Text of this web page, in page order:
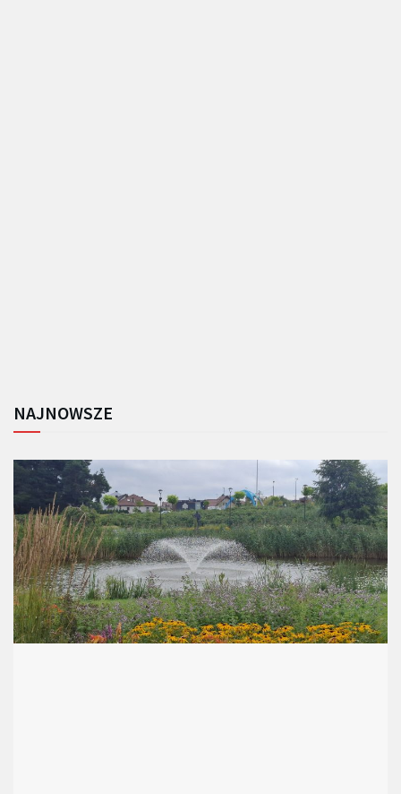
NAJNOWSZE